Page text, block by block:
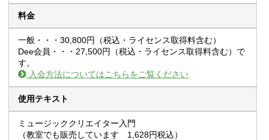
料金
一般・・・30,800円（税込・ライセンス取得料含む）
Dee会員・・・27,500円（税込・ライセンス取得料含む）で
す。
入会方法についてはこちらをご覧ください
使用テキスト
ミュージッククリエイター入門
（教室でも販売しています 1,628円税込）